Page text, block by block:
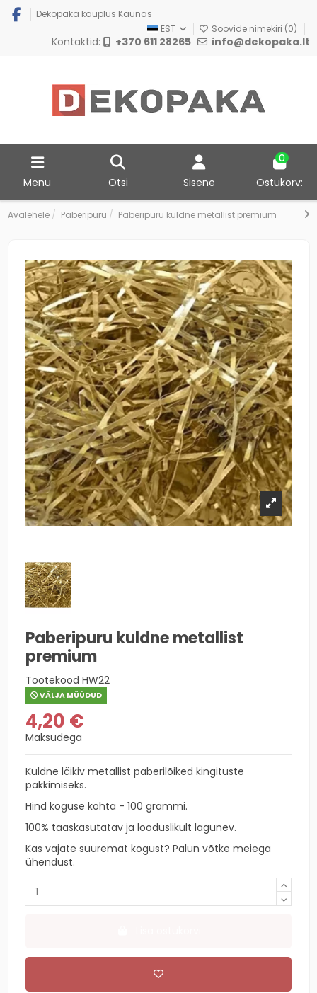
Dekopaka kauplus Kaunas
EST
Soovide nimekiri (0)
Kontaktid: +370 611 28265 info@dekopaka.lt
Menu Otsi Sisene
0
Ostukorv:
Avalehele Paberipuru Paberipuru kuldne metallist premium
Paberipuru kuldne metallist
premium
Tootekood HW22
VÄLJA MÜÜDUD
4,20 €
Maksudega
Kuldne läikiv metallist paberilõiked kingituste
pakkimiseks.
Hind koguse kohta - 100 grammi.
100% taaskasutatav ja looduslikult lagunev.
Kas vajate suuremat kogust? Palun võtke meiega
ühendust.